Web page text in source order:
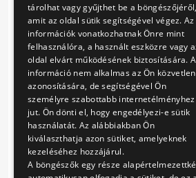
ÁRA
BERENDEZÉS
BESZERZÉSE
Eljárás száma
VB-
Ajánlattételi
tárolhat vagy gyűjthet be a böngészőjéről,
amit az oldal sütik segítségével végez. Az
információk vonatkozhatnak Önre mint
felhasználóra, a használt eszközre vagy
oldal elvárt működésének biztosítására.
információ nem alkalmas az Ön közvetlen
azonosítására, de segítségével Ön
személyre szabottabb internetélményhez
jut. Ön dönti el, hogy engedélyezi-e sütik
használatát. Az alábbiakban Ön
kiválaszthatja azon sütiket, amelyeknek
kezeléséhez hozzájárul.
A böngészők egy része